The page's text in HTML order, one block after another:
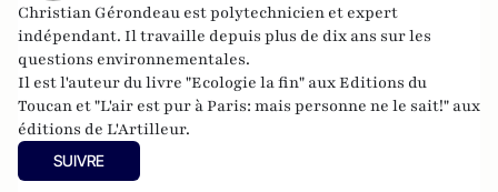
Christian Gérondeau est polytechnicien et expert
indépendant. Il travaille depuis plus de dix ans sur les
questions environnementales.
Il est l'auteur du livre "Ecologie la fin" aux Editions du
Toucan et "L'air est pur à Paris: mais personne ne le sait!" aux
éditions de L'Artilleur.
SUIVRE